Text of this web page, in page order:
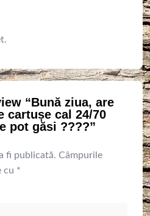
“Bună ziua, are
cartușe cal 24/70
pot găsi ????”
fi publicată. Câmpurile
cu *